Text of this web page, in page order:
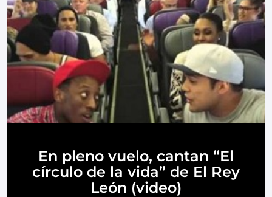
En pleno vuelo, cantan “El
círculo de la vida” de El Rey
León (video)